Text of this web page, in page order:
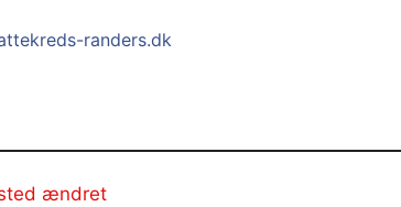
randers.dk
ændret